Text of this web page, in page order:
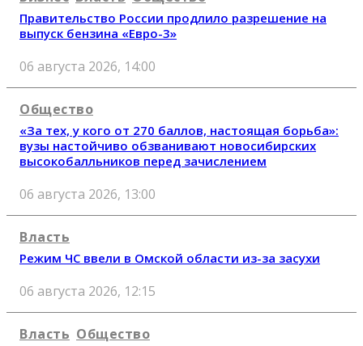
Правительство России продлило разрешение на
выпуск бензина «Евро-3»
06 августа 2026, 14:00
Общество
«За тех, у кого от 270 баллов, настоящая борьба»:
вузы настойчиво обзванивают новосибирских
высокобалльников перед зачислением
06 августа 2026, 13:00
Власть
Режим ЧС ввели в Омской области из-за засухи
06 августа 2026, 12:15
Власть Общество